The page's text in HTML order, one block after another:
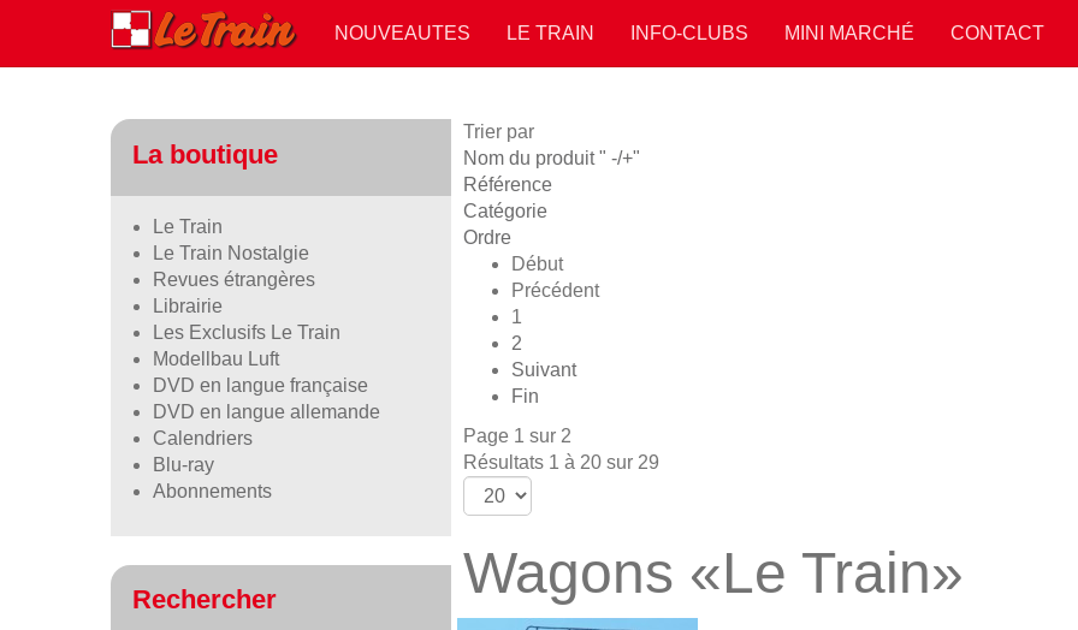
NOUVEAUTES LE TRAIN INFO-CLUBS MINI MARCHÉ CONTACT
Trier par
Nom du produit " -/+"
Référence
Catégorie
Ordre
Début
Précédent
1
2
Suivant
Fin
Page 1 sur 2
Résultats 1 à 20 sur 29
Wagons «Le Train»
La boutique
Le Train
Le Train Nostalgie
Revues étrangères
Librairie
Les Exclusifs Le Train
Modellbau Luft
DVD en langue française
DVD en langue allemande
Calendriers
Blu-ray
Abonnements
Rechercher